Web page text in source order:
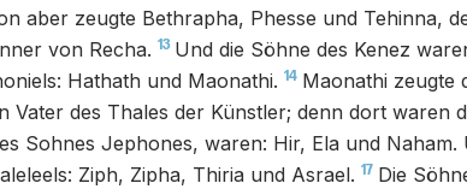
aber zeugte Bethrapha, Phesse und Tehinna,
von Recha. 13 Und die Söhne des Kenez
Hathath und Maonathi. 14 Maonathi zeugte
Vater des Thales der Künstler; denn dort waren
Sohnes Jephones, waren: Hir, Ela und Naham.
Ziph, Zipha, Thiria und Asrael. 17 Die